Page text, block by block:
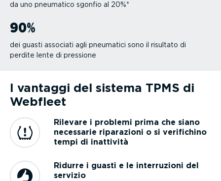
da uno pneumatico sgonfio al 20%*
90%
dei guasti associati agli pneumatici sono il risultato di
perdite lente di pressione
I vantaggi del sistema TPMS di
Webfleet
Rilevare i problemi prima che siano
necessarie riparazioni o si verifichino
tempi di inattività
Ridurre i guasti e le inter­ru­zioni del
servizio